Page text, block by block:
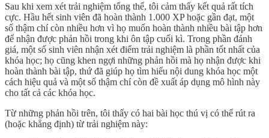
Sau khi xem xét trải nghiệm tổng thể, tôi cảm thấy kết quả rất tích
cực. Hầu hết sinh viên đã hoàn thành 1.000 XP hoặc gần đạt, một
số thậm chí còn nhiều hơn vì họ muốn hoàn thành nhiều bài tập hơn
để nhận được phản hồi trong khi ôn tập cuối kì. Trong phần đánh
giá, một số sinh viên nhận xét điểm trải nghiệm là phần tốt nhất của
khóa học; họ cũng khen ngợi những phản hồi mà họ nhận được khi
hoàn thành bài tập, thứ đã giúp họ tìm hiểu nội dung khóa học một
cách hiệu quả và một số thậm chí còn đề xuất áp dụng mô hình này
cho tất cả các khóa học.
Từ những phản hồi trên, tôi thấy có hai bài học thú vị có thể rút ra
(hoặc khẳng định) từ trải nghiệm này: